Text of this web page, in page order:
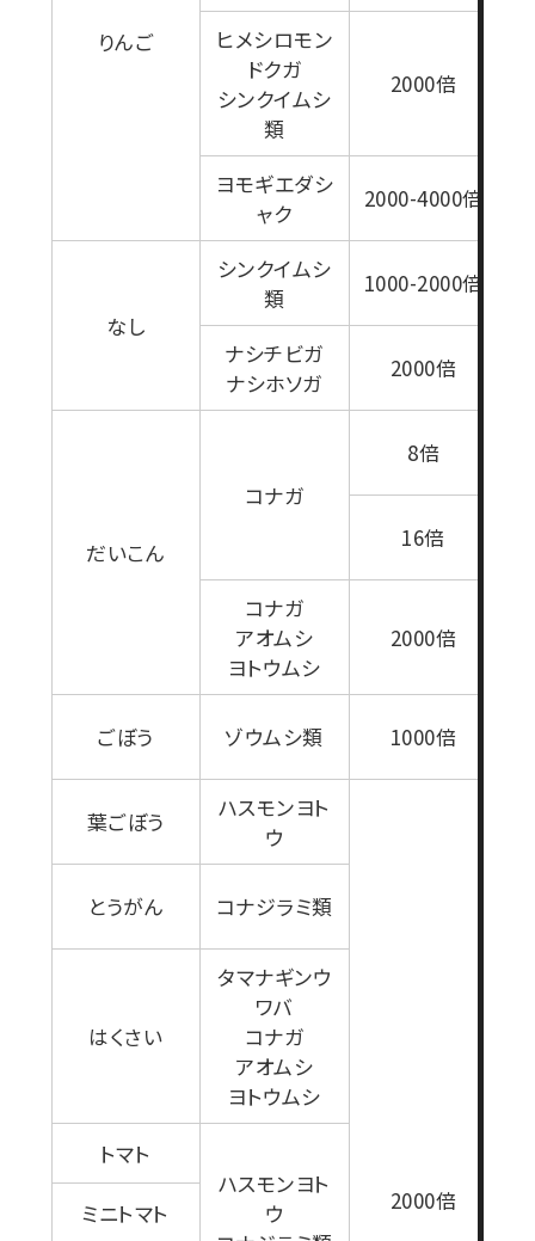
りんご
ヒメシロモン
ドクガ
シンクイムシ
類
2000倍
ヨモギエダシ
ャク
2000-4000倍
なし
シンクイムシ
類
1000-2000倍
ナシチビガ
ナシホソガ
2000倍
だいこん
コナガ
8倍
16倍
コナガ
アオムシ
ヨトウムシ
2000倍
ごぼう ゾウムシ類 1000倍
葉ごぼう
ハスモンヨト
ウ
2000倍
とうがん コナジラミ類
はくさい
タマナギンウ
ワバ
コナガ
アオムシ
ヨトウムシ
トマト
ハスモンヨト
ウ
ミニトマト